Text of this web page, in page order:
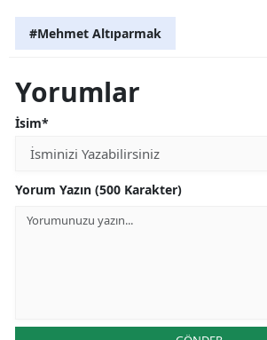
#Mehmet Altıparmak
Yorumlar
İsim*
Yorum Yazın (500 Karakter)